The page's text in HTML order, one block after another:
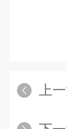
上